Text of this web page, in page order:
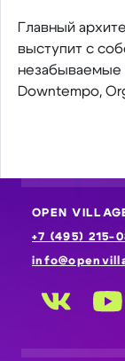
Главный
выступит с
незабываемые
Downtempo,
OPEN
+7 (495) 215-